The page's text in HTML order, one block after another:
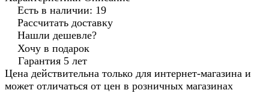
Есть в наличии: 19
Рассчитать доставку
Нашли дешевле?
Хочу в подарок
Гарантия 5 лет
Цена действительна только для интернет-магазина и
может отличаться от цен в розничных магазинах